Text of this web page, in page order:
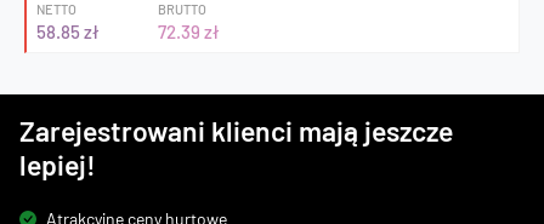
NETTO
58.85 zł
BRUTTO
72.39 zł
Zarejestrowani klienci mają jeszcze
lepiej!
Atrakcyjne ceny hurtowe